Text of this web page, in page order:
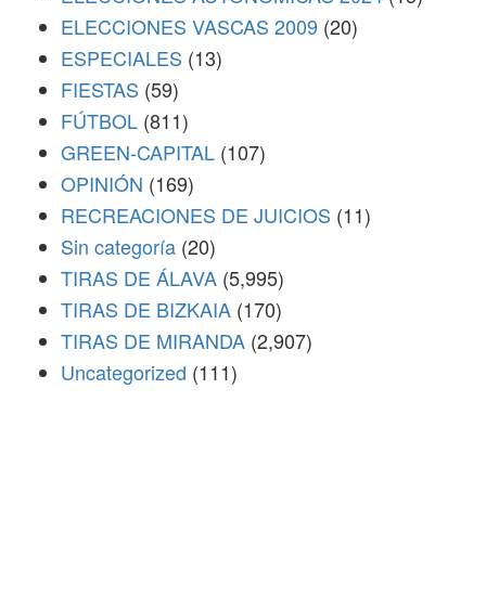
ELECCIONES VASCAS 2009 (20)
ESPECIALES (13)
FIESTAS (59)
FÚTBOL (811)
GREEN-CAPITAL (107)
OPINIÓN (169)
RECREACIONES DE JUICIOS (11)
Sin categoría (20)
TIRAS DE ÁLAVA (5,995)
TIRAS DE BIZKAIA (170)
TIRAS DE MIRANDA (2,907)
Uncategorized (111)